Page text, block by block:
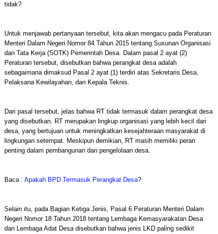
tidak?
Untuk menjawab pertanyaan tersebut, kita akan mengacu pada Peraturan
Menteri Dalam Negeri Nomor 84 Tahun 2015 tentang Susunan Organisasi
dan Tata Kerja (SOTK) Pemerintah Desa. Dalam pasal 2 ayat (2)
Peraturan tersebut, disebutkan bahwa perangkat desa adalah
sebagaimana dimaksud Pasal 2 ayat (1) terdiri atas Sekretaris Desa,
Pelaksana Kewilayahan, dan Kepala Teknis.
Dari pasal tersebut, jelas bahwa RT tidak termasuk dalam perangkat desa
yang disebutkan. RT merupakan lingkup organisasi yang lebih kecil dari
desa, yang bertujuan untuk meningkatkan kesejahteraan masyarakat di
lingkungan setempat. Meskipun demikian, RT masih memiliki peran
penting dalam pembangunan dan pengelolaan desa.
Baca : Apakah BPD Termasuk Perangkat Desa?
Selain itu, pada Bagian Ketiga Jenis, Pasal 6 Peraturan Menteri Dalam
Negeri Nomor 18 Tahun 2018 tentang Lembaga Kemasyarakatan Desa
dan Lembaga Adat Desa disebutkan bahwa jenis LKD paling sedikit